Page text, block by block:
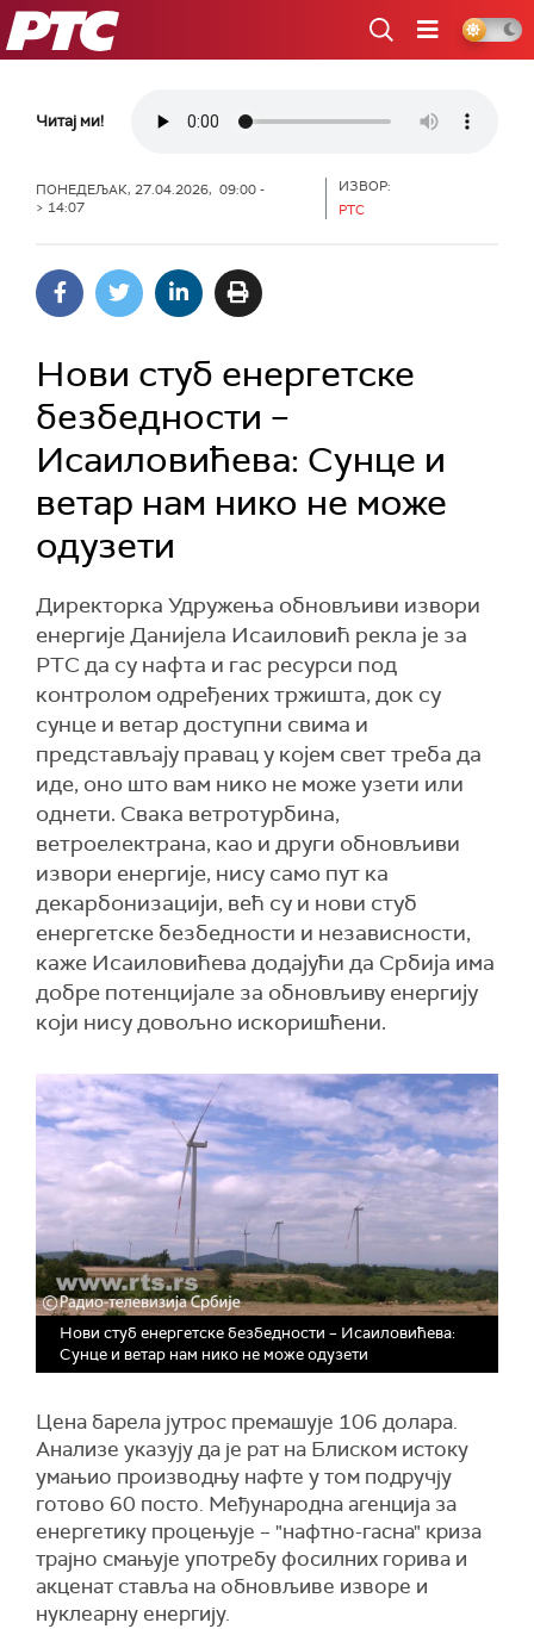
РТС
Читај ми!
ПОНЕДЕЉАК, 27.04.2026, 09:00 -
> 14:07
ИЗВОР:
РТС
Нови стуб енергетске
безбедности –
Исаиловићева: Сунце и
ветар нам нико не може
одузети
Директорка Удружења обновљиви извори
енергије Данијела Исаиловић рекла је за
РТС да су нафта и гас ресурси под
контролом одређених тржишта, док су
сунце и ветар доступни свима и
представљају правац у којем свет треба да
иде, оно што вам нико не може узети или
однети. Свака ветротурбина,
ветроелектрана, као и други обновљиви
извори енергије, нису само пут ка
декарбонизацији, већ су и нови стуб
енергетске безбедности и независности,
каже Исаиловићева додајући да Србија има
добре потенцијале за обновљиву енергију
који нису довољно искоришћени.
Нови стуб енергетске безбедности – Исаиловићева:
Сунце и ветар нам нико не може одузети
Цена барела јутрос премашује 106 долара.
Анализе указују да је рат на Блиском истоку
умањио производњу нафте у том подручју
готово 60 посто. Међународна агенција за
енергетику процењује – "нафтно-гасна" криза
трајно смањује употребу фосилних горива и
акценат ставља на обновљиве изворе и
нуклеарну енергију.